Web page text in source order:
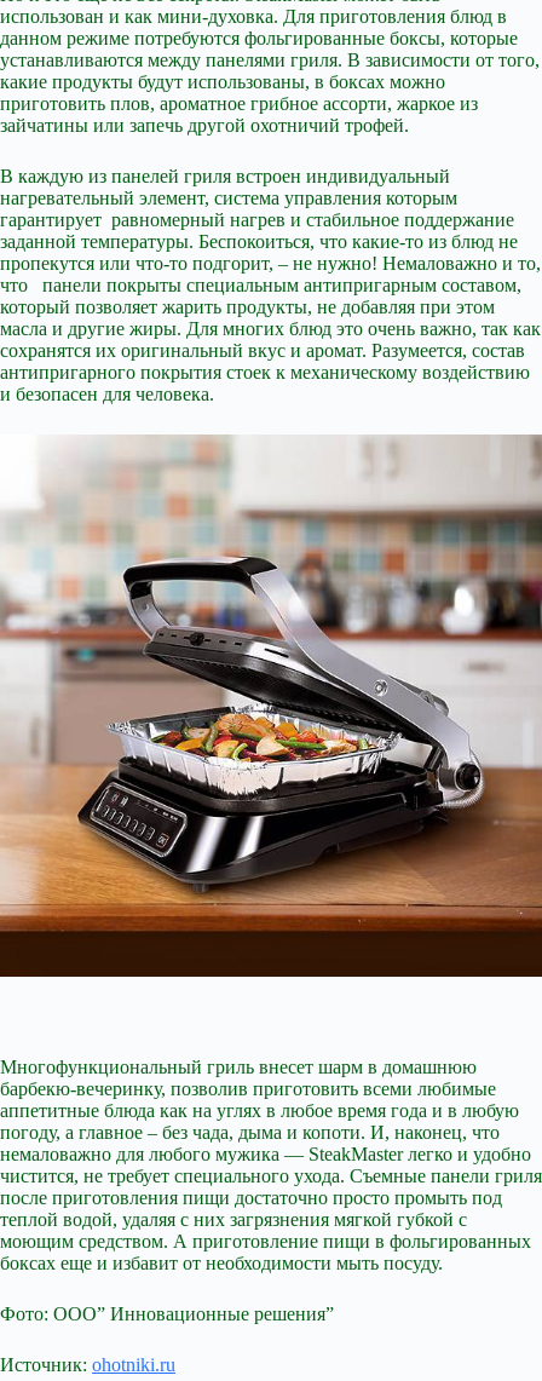
использован и как мини-духовка. Для приготовления блюд в
данном режиме потребуются фольгированные боксы, которые
устанавливаются между панелями гриля. В зависимости от того,
какие продукты будут использованы, в боксах можно
приготовить плов, ароматное грибное ассорти, жаркое из
зайчатины или запечь другой охотничий трофей.
В каждую из панелей гриля встроен индивидуальный
нагревательный элемент, система управления которым
гарантирует равномерный нагрев и стабильное поддержание
заданной температуры. Беспокоиться, что какие-то из блюд не
пропекутся или что-то подгорит, – не нужно! Немаловажно и то,
что панели покрыты специальным антипригарным составом,
который позволяет жарить продукты, не добавляя при этом
масла и другие жиры. Для многих блюд это очень важно, так как
сохранятся их оригинальный вкус и аромат. Разумеется, состав
антипригарного покрытия стоек к механическому воздействию
и безопасен для человека.
Многофункциональный гриль внесет шарм в домашнюю
барбекю-вечеринку, позволив приготовить всеми любимые
аппетитные блюда как на углях в любое время года и в любую
погоду, а главное – без чада, дыма и копоти. И, наконец, что
немаловажно для любого мужика — SteakMaster легко и удобно
чистится, не требует специального ухода. Съемные панели гриля
после приготовления пищи достаточно просто промыть под
теплой водой, удаляя с них загрязнения мягкой губкой с
моющим средством. А приготовление пищи в фольгированных
боксах еще и избавит от необходимости мыть посуду.
Фото: ООО” Инновационные решения”
Источник: ohotniki.ru